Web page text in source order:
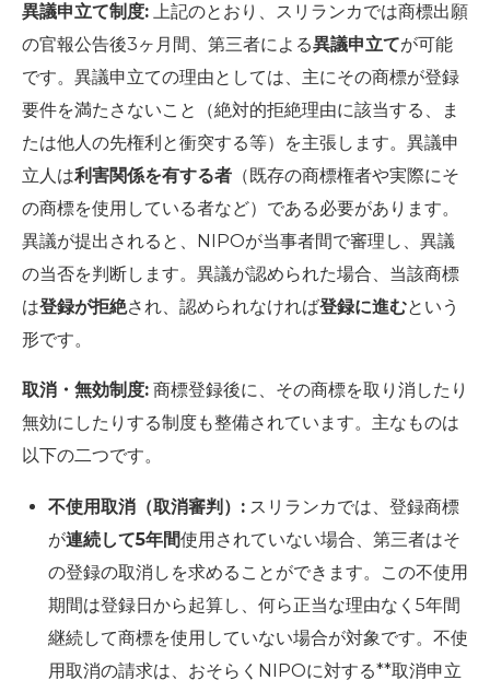
異議申立て制度: 上記のとおり、スリランカでは商標出願
の官報公告後3ヶ月間、第三者による異議申立てが可能
です。異議申立ての理由としては、主にその商標が登録
要件を満たさないこと（絶対的拒絶理由に該当する、ま
たは他人の先権利と衝突する等）を主張します。異議申
立人は利害関係を有する者 （既存の商標権者や実際にそ
の商標を使用している者など）である必要があります。
異議が提出されると、NIPOが当事者間で審理し、異議
の当否を判断します。異議が認められた場合、当該商標
は登録が拒絶され、認められなければ登録に進むという
形です。
取消・無効制度: 商標登録後に、その商標を取り消したり
無効にしたりする制度も整備されています。主なものは
以下の二つです。
不使用取消（取消審判）: スリランカでは、登録商標
が連続して5年間使用されていない場合、第三者はそ
の登録の取消しを求めることができます。この不使用
期間は登録日から起算し、何ら正当な理由なく5年間
継続して商標を使用していない場合が対象です。不使
用取消の請求は、おそらくNIPOに対する**取消申立